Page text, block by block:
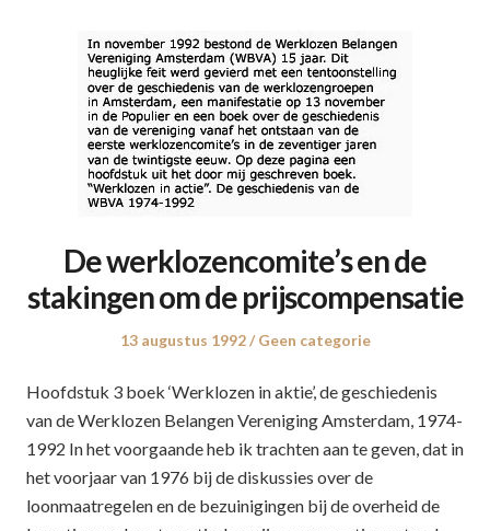
De werklozencomite’s en de
stakingen om de prijscompensatie
Posted
13 augustus 1992
Posted
Geen categorie
Hoofdstuk 3 boek ‘Werklozen in aktie’, de geschiedenis
van de Werklozen Belangen Vereniging Amsterdam, 1974-
1992 In het voorgaande heb ik trachten aan te geven, dat in
het voorjaar van 1976 bij de diskussies over de
loonmaatregelen en de bezuinigingen bij de overheid de